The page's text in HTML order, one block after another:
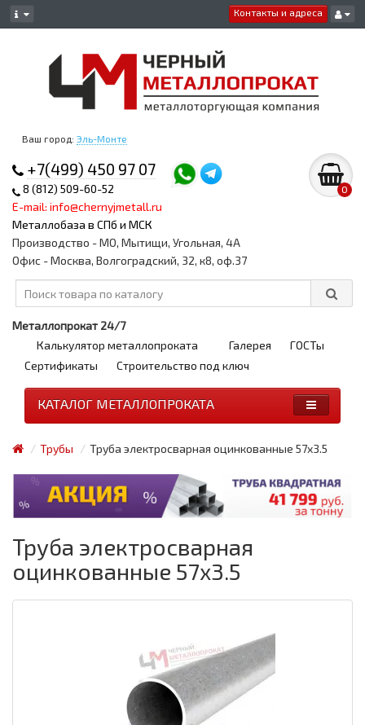
Контакты и адреса
Ваш город: Эль-Монте
+7(499) 450 97 07
8 (812) 509-60-52
E-mail: info@chernyjmetall.ru
Металлобаза в СПб и МСК
0
Производство - МО, Мытищи, Угольная, 4А
Офис - Москва, Волгоградский, 32, к8, оф.37
Металлопрокат 24/7
Калькулятор металлопроката
Галерея
ГОСТы
Сертификаты
Строительство под ключ
КАТАЛОГ МЕТАЛЛОПРОКАТА
Трубы Труба электросварная оцинкованные 57x3.5
Труба электросварная
оцинкованные 57x3.5